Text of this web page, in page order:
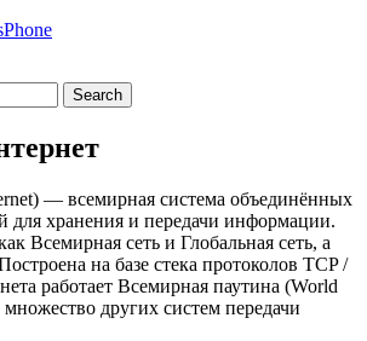
— всемирная система объединённых
для хранения и передачи информации.
Всемирная сеть и Глобальная сеть, а
на базе стека протоколов TCP /
работает Всемирная паутина (World
других систем передачи